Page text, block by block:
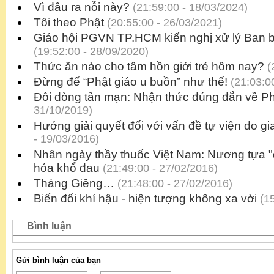
Vì đâu ra nỗi này? (21:59:00 - 18/03/2024)
Tôi theo Phật (20:55:00 - 26/03/2021)
Giáo hội PGVN TP.HCM kiến nghị xử lý Ban
(19:52:00 - 28/09/2020)
Thức ăn nào cho tâm hồn giới trẻ hôm nay?
Đừng để “Phật giáo u buồn” như thế!
Đôi dòng tản mạn: Nhận thức đúng đắn về
31/10/2019)
Hướng giải quyết đối với vấn đề tự viện do
- 19/03/2016)
Nhân ngày thầy thuốc Việt Nam: Nương tựa
hóa khổ đau (21:49:00 - 27/02/2016)
Tháng Giêng… (21:48:00 - 27/02/2016)
Biến đổi khí hậu - hiện tượng không xa vời
Bình luận
Gửi bình luận của bạn